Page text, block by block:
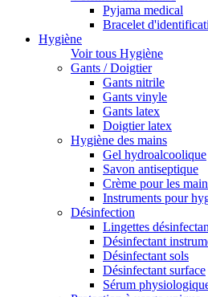
Pyjama medical
Bracelet
Hygiène
Voir tous Hygiène
Gants / Doigtier
Gants nitrile
Gants vinyle
Gants latex
Doigtier latex
Hygiène des mains
Gel hydroalcoolique
Savon antiseptique
Crème pour les
Instruments pour
Désinfection
Lingettes
Désinfectant
Désinfectant sols
Désinfectant surface
Sérum